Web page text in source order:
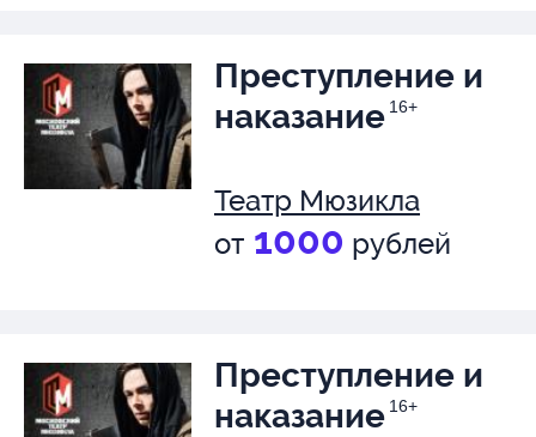
Преступление и
наказание 16+
Театр Мюзикла
от 1000 рублей
Преступление и
наказание 16+